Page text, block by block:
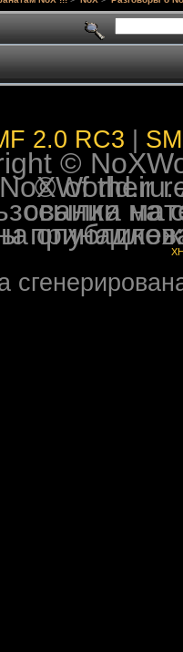
2.0 RC3
©
© 2009-2026 NoXWorld.ru. All
При использовании
на форуме